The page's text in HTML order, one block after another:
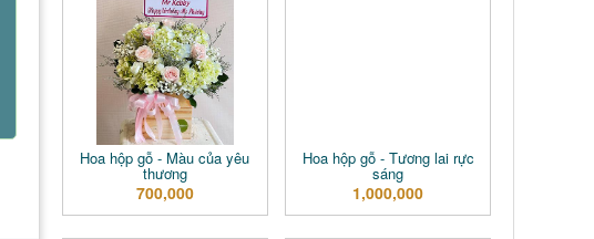
Hoa hộp gỗ - Màu của yêu
thương
700,000
Hoa hộp gỗ - Tương lai rực
sáng
1,000,000